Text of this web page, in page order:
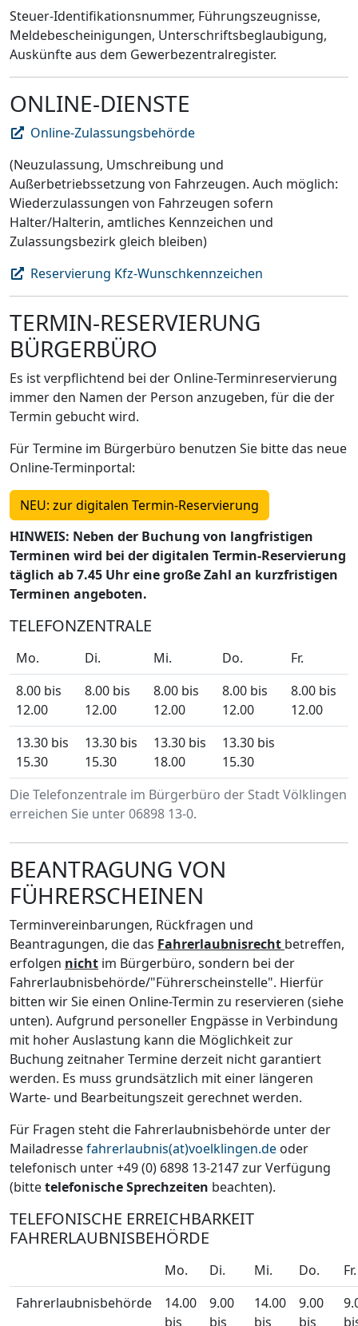
Steuer-Identifikationsnummer, Führungszeugnisse,
Meldebescheinigungen, Unterschriftsbeglaubigung,
Auskünfte aus dem Gewerbezentralregister.
ONLINE-DIENSTE
Online-Zulassungsbehörde
(Neuzulassung, Umschreibung und
Außerbetriebssetzung von Fahrzeugen. Auch möglich:
Wiederzulassungen von Fahrzeugen sofern
Halter/Halterin, amtliches Kennzeichen und
Zulassungsbezirk gleich bleiben)
Reservierung Kfz-Wunschkennzeichen
TERMIN-RESERVIERUNG
BÜRGERBÜRO
Es ist verpflichtend bei der Online-Terminreservierung
immer den Namen der Person anzugeben, für die der
Termin gebucht wird.
Für Termine im Bürgerbüro benutzen Sie bitte das neue
Online-Terminportal:
NEU: zur digitalen Termin-Reservierung
HINWEIS: Neben der Buchung von langfristigen
Terminen wird bei der digitalen Termin-Reservierung
täglich ab 7.45 Uhr eine große Zahl an kurzfristigen
Terminen angeboten.
TELEFONZENTRALE
Die Telefonzentrale im Bürgerbüro der Stadt Völklingen
erreichen Sie unter 06898 13-0.
Mo. Di. Mi. Do.
Fr.
8.00 bis
12.00
8.00 bis
12.00
8.00 bis
12.00
8.00 bis
12.00
8.00 bis
12.00
13.30 bis
15.30
13.30 bis
15.30
13.30 bis
18.00
13.30 bis
15.30
BEANTRAGUNG VON
FÜHRERSCHEINEN
Terminvereinbarungen, Rückfragen und
Beantragungen, die das Fahrerlaubnisrecht betreffen,
erfolgen nicht im Bürgerbüro, sondern bei der
Fahrerlaubnisbehörde/"Führerscheinstelle". Hierfür
bitten wir Sie einen Online-Termin zu reservieren (siehe
unten). Aufgrund personeller Engpässe in Verbindung
mit hoher Auslastung kann die Möglichkeit zur
Buchung zeitnaher Termine derzeit nicht garantiert
werden. Es muss grundsätzlich mit einer längeren
Warte- und Bearbeitungszeit gerechnet werden.
Für Fragen steht die Fahrerlaubnisbehörde unter der
Mailadressefahrerlaubnis(at)voelklingen.de oder
telefonisch unter +49 (0) 6898 13-2147 zur Verfügung
(bittetelefonische Sprechzeiten beachten).
TELEFONISCHE ERREICHBARKEIT
FAHRERLAUBNISBEHÖRDE
Mo. Di. Mi. Do.
Fr.
Fahrerlaubnisbehörde
14.00
bis
9.00
bis
14.00
bis
9.00
bis